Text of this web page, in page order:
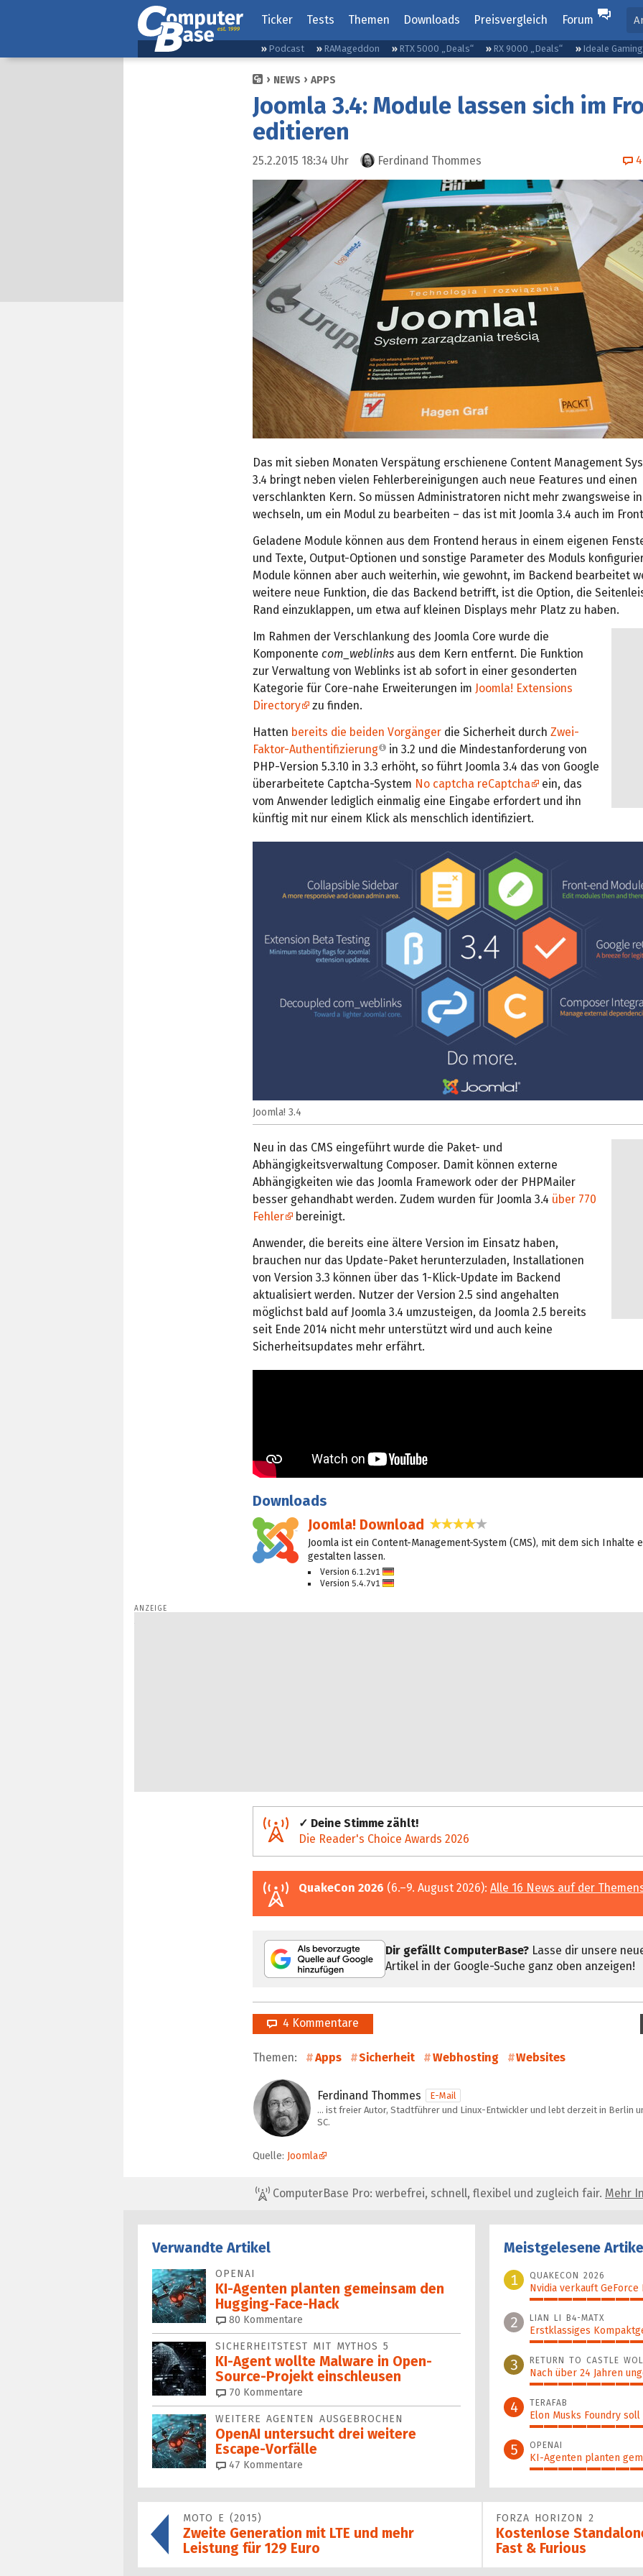
Ticker Tests Themen Downloads Preisvergleich Forum
Podcast RAMageddon RTX 5000 „Deals“ RX 9000 „Deals“ Ideale
NEWS APPS
Joomla 3.4: Module lassen sich im
editieren
25.2.2015 18:34 Uhr Ferdinand Thommes 4
Das mit sieben Monaten Verspätung erschienene Content Management
3.4 bringt neben vielen Fehlerbereinigungen auch neue Features und einen
verschlankten Kern. So müssen Administratoren nicht mehr zwangsweise
wechseln, um ein Modul zu bearbeiten – das ist mit Joomla 3.4 auch im
Geladene Module können aus dem Frontend heraus in einem eigenen
und Texte, Output-Optionen und sonstige Parameter des Moduls
Module können aber auch weiterhin, wie gewohnt, im Backend bearbeitet
weitere neue Funktion, die das Backend betrifft, ist die Option, die
Rand einzuklappen, um etwa auf kleinen Displays mehr Platz zu haben.
Im Rahmen der Verschlankung des Joomla Core wurde die
Komponente com_weblinks aus dem Kern entfernt. Die Funktion
zur Verwaltung von Weblinks ist ab sofort in einer gesonderten
Kategorie für Core-nahe Erweiterungen im Joomla! Extensions
Directory
zu finden.
Hatten bereits die beiden Vorgänger die Sicherheit durch Zwei-
Faktor-Authentifizierung
in 3.2 und die Mindestanforderung von
PHP-Version 5.3.10 in 3.3 erhöht, so führt Joomla 3.4 das von Google
überarbeitete Captcha-System No captcha reCaptcha
ein, das
vom Anwender lediglich einmalig eine Eingabe erfordert und ihn
künftig mit nur einem Klick als menschlich identifiziert.
Joomla! 3.4
Neu in das CMS eingeführt wurde die Paket- und
Abhängigkeitsverwaltung Composer. Damit können externe
Abhängigkeiten wie das Joomla Framework oder der PHPMailer
besser gehandhabt werden. Zudem wurden für Joomla 3.4 über 770
Fehler
bereinigt.
Anwender, die bereits eine ältere Version im Einsatz haben,
brauchen nur das Update-Paket herunterzuladen, Installationen
von Version 3.3 können über das 1-Klick-Update im Backend
aktualisiert werden. Nutzer der Version 2.5 sind angehalten
möglichst bald auf Joomla 3.4 umzusteigen, da Joomla 2.5 bereits
seit Ende 2014 nicht mehr unterstützt wird und auch keine
Sicherheitsupdates mehr erfährt.
Downloads
Joomla! Download 3,9 Sterne
Joomla ist ein Content-Management-System (CMS), mit dem sich Inhalte
gestalten lassen.
Version 6.1.2v1
eu
Version 5.4.7v1
✓ Deine Stimme zählt!
Die Reader's Choice Awards 2026
QuakeCon 2026 (6.–9. August 2026): Alle 16 News auf der
Dir gefällt ComputerBase? Lasse dir unsere
Artikel in der Google-Suche ganz oben anzeigen!
4 Kommentare
Themen: Apps Sicherheit Webhosting Websites
Ferdinand Thommes
E-Mail
… ist freier Autor, Stadtführer und Linux-Entwickler und lebt derzeit in Berlin
SC.
Quelle: Joomla
ComputerBase Pro: werbefrei, schnell, flexibel und zugleich fair. Mehr
Verwandte Artikel
OPENAI
KI-Agenten planten gemein­sam den
Hugging-Face-Hack
80 Kommentare
SICHERHEITSTEST MIT MYTHOS 5
KI-Agent wollte Malware in Open-
Source-Projekt einschleusen
70 Kommentare
WEITERE AGENTEN AUSGEBROCHEN
OpenAI untersucht drei weitere
Escape-Vorfälle
47 Kommentare
Meistgelesene
1
QUAKECON 2026
Nvidia verkauft GeForce
100%
2 LIAN LI B4-MATX
Erstklassiges
96%
3 RETURN TO CASTLE
Nach über 24 Jahren
89%
4 TERAFAB
Elon Musks Foundry
78%
5 OPENAI
KI-Agenten planten
70%
MOTO E (2015)
Zweite Generation mit LTE und mehr
Leistung für 129 Euro
FORZA HORIZON 2
Kostenlose
Fast & Furious